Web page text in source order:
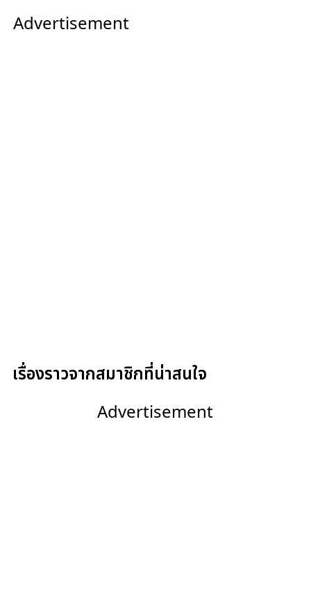
Advertisement
เรื่องราวจากสมาชิกที่น่าสนใจ
Advertisement